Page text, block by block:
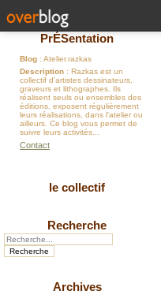
PrÉSentation
Blog : Atelier.razkas
Description : Razkas est un
collectif d'artistes dessinateurs,
graveurs et lithographes. Ils
réalisent seuls ou ensembles des
éditions, exposent régulièrement
leurs réalisations, dans l'atelier ou
ailleurs. Ce blog vous permet de
suivre leurs activités...
Contact
le collectif
Recherche
Archives